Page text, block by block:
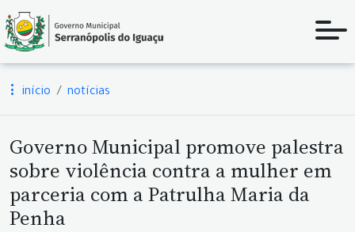
início notícias
Governo Municipal promove palestra
sobre violência contra a mulher em
parceria com a Patrulha Maria da
Penha